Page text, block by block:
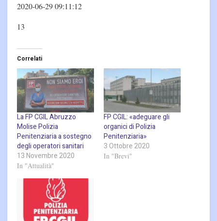
2020-06-29 09:11:12
13
Correlati
La FP CGIL Abruzzo
Molise Polizia
Penitenziaria a sostegno
degli operatori sanitari
13 Novembre 2020
In "Attualità"
FP CGIL: «adeguare gli
organici di Polizia
Penitenziaria»
3 Ottobre 2020
In "Brevi"